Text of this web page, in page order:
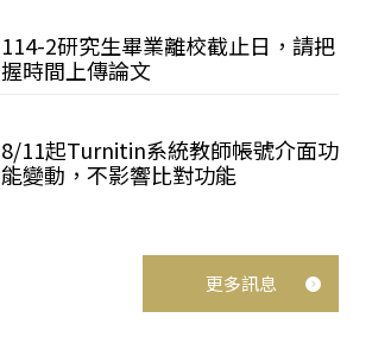
114-2研究生畢業離校截止日，請把
握時間上傳論文
8/11起Turnitin系統教師帳號介面功
能變動，不影響比對功能
更多訊息